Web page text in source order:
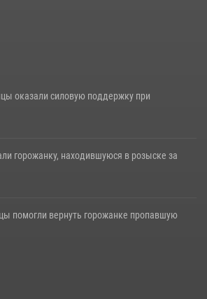
оказали силовую поддержку при
горожанку, находившуюся в розыске за
помогли вернуть горожанке пропавшую